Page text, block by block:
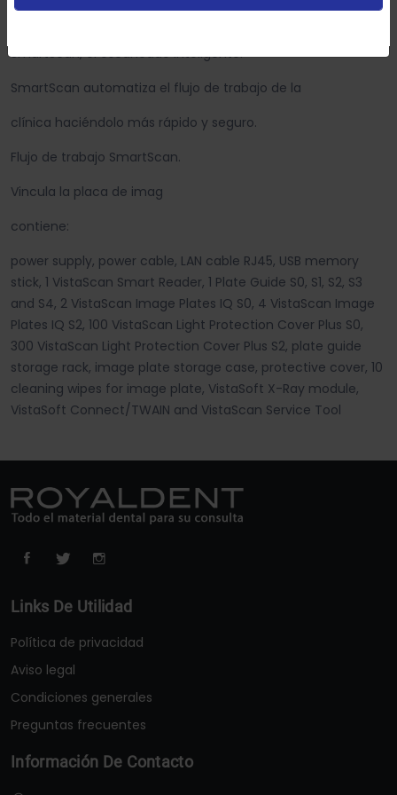
DESCRIPCIÓN
SmartScan, el escaneado inteligente.
SmartScan automatiza el flujo de trabajo de la
clínica haciéndolo más rápido y seguro.
Flujo de trabajo SmartScan.
Vincula la placa de imag
contiene:
power supply, power cable, LAN cable RJ45, USB memory
stick, 1 VistaScan Smart Reader, 1 Plate Guide S0, S1, S2, S3
and S4, 2 VistaScan Image Plates IQ S0, 4 VistaScan Image
Plates IQ S2, 100 VistaScan Light Protection Cover Plus S0,
300 VistaScan Light Protection Cover Plus S2, plate guide
storage rack, image plate storage case, protective cover, 10
cleaning wipes for image plate, VistaSoft X-Ray module,
VistaSoft Connect/TWAIN and VistaScan Service Tool
Links De Utilidad
Política de privacidad
Aviso legal
Condiciones generales
Preguntas frecuentes
Información De Contacto